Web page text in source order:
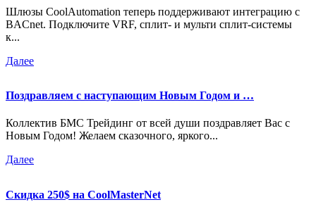
Шлюзы CoolAutomation теперь поддерживают интеграцию с
BACnet. Подключите VRF, сплит- и мульти сплит-системы
к...
Далее
Поздравляем с наступающим Новым Годом и …
Коллектив БМС Трейдинг от всей души поздравляет Вас с
Новым Годом! Желаем сказочного, яркого...
Далее
Скидка 250$ на CoolMasterNet